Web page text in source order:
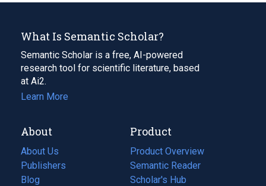
What Is Semantic Scholar?
Semantic Scholar is a free, AI-powered
research tool for scientific literature, based
at Ai2.
Learn More
About
About Us
Publishers
Blog
(opens
Product
Product Overview
Semantic Reader
Scholar's Hub